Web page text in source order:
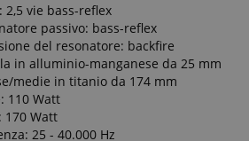
vie bass-reflex
passivo: bass-reflex
del resonatore: backfire
in alluminio-manganese da 25 mm
medie in titanio da 174 mm
110 Watt
170 Watt
25 - 40.000 Hz